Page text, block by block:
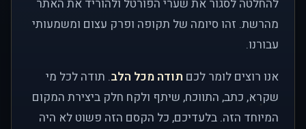
להחלטה לסגור את שערי הפורטל ולהוריד את האתר
מהרשת. זהו סיומה של תקופה ופרק עצום ומשמעותי
עבורנו.
אנו רוצים לומר לכם תודה מכל הלב. תודה לכל מי
שקרא, כתב, התווכח, שיתף ולקח חלק ביצירת המקום
המיוחד הזה. בלעדיכם, כל הקסם הזה פשוט לא היה